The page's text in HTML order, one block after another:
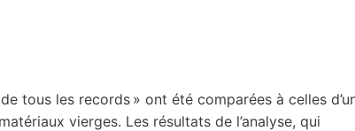
tous les records » ont été comparées à celles
vierges. Les résultats de l’analyse, qui